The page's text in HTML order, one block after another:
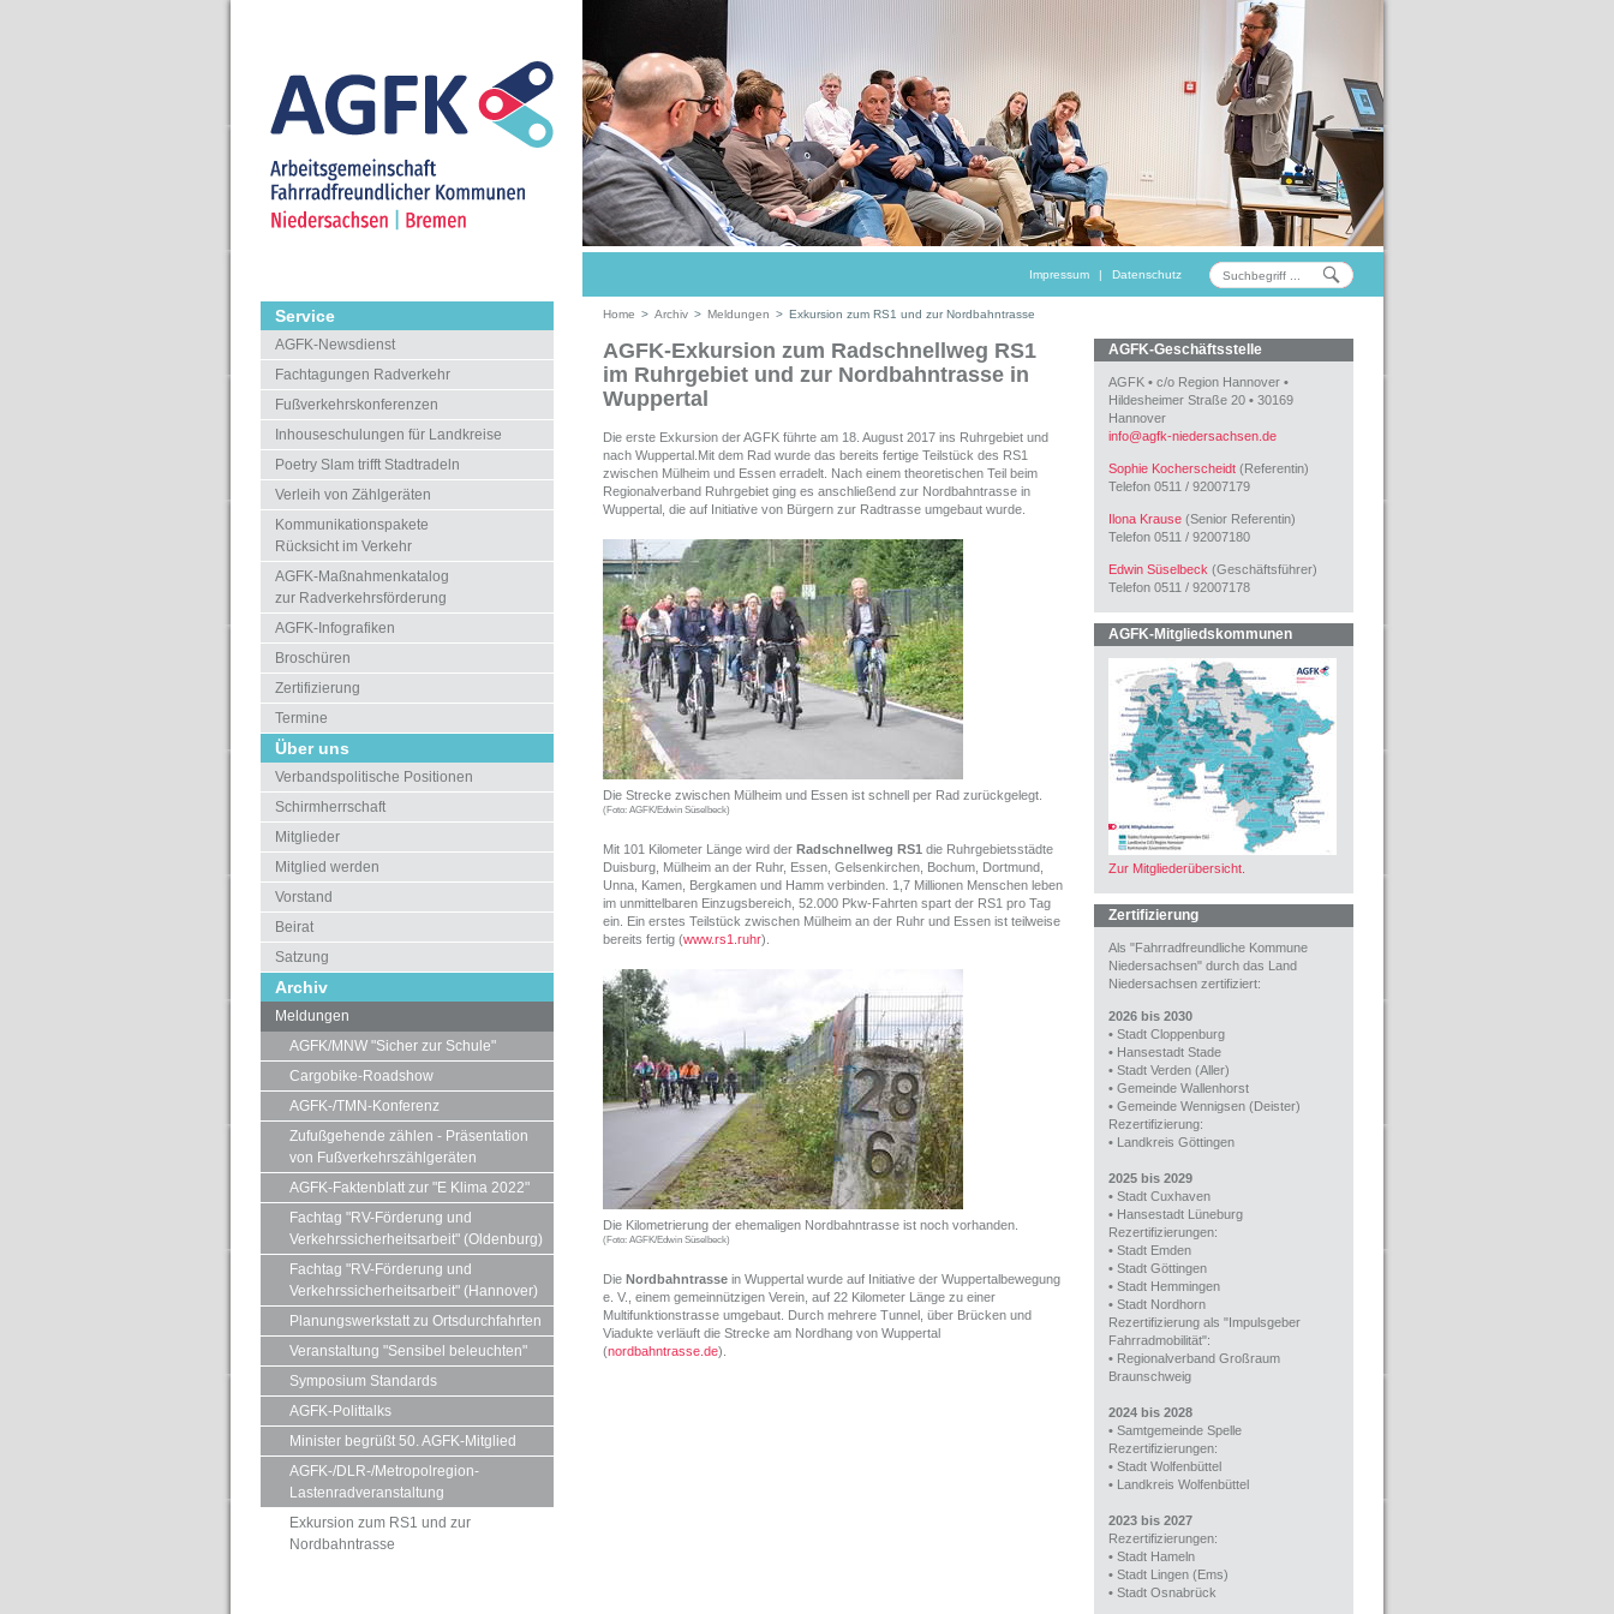
Impressum | Datenschutz
Service
AGFK-Newsdienst
Fachtagungen Radverkehr
Fußverkehrskonferenzen
Inhouseschulungen für Landkreise
Poetry Slam trifft Stadtradeln
Verleih von Zählgeräten
Kommunikationspakete
Rücksicht im Verkehr
AGFK-Maßnahmenkatalog
zur Radverkehrsförderung
AGFK-Infografiken
Broschüren
Zertifizierung
Termine
Über uns
Verbandspolitische Positionen
Schirmherrschaft
Mitglieder
Mitglied werden
Vorstand
Beirat
Satzung
Archiv
Meldungen
AGFK/MNW "Sicher zur Schule"
Cargobike-Roadshow
AGFK-/TMN-Konferenz
Zufußgehende zählen - Präsentation
von Fußverkehrszählgeräten
AGFK-Faktenblatt zur "E Klima 2022"
Fachtag "RV-Förderung und
Verkehrssicherheitsarbeit" (Oldenburg)
Fachtag "RV-Förderung und
Verkehrssicherheitsarbeit" (Hannover)
Planungswerkstatt zu Ortsdurchfahrten
Veranstaltung "Sensibel beleuchten"
Symposium Standards
AGFK-Polittalks
Minister begrüßt 50. AGFK-Mitglied
AGFK-/DLR-/Metropolregion-
Lastenradveranstaltung
Exkursion zum RS1 und zur
Nordbahntrasse
Home > Archiv > Meldungen > Exkursion zum RS1 und zur Nordbahntrasse
AGFK-Exkursion zum Radschnellweg RS1
im Ruhrgebiet und zur Nordbahntrasse in
Wuppertal
Die erste Exkursion der AGFK führte am 18. August 2017 ins Ruhrgebiet und
nach Wuppertal.Mit dem Rad wurde das bereits fertige Teilstück des RS1
zwischen Mülheim und Essen erradelt. Nach einem theoretischen Teil beim
Regionalverband Ruhrgebiet ging es anschließend zur Nordbahntrasse in
Wuppertal, die auf Initiative von Bürgern zur Radtrasse umgebaut wurde.
Die Strecke zwischen Mülheim und Essen ist schnell per Rad zurückgelegt.
(Foto: AGFK/Edwin Süselbeck)
Mit 101 Kilometer Länge wird der Radschnellweg RS1 die Ruhrgebietsstädte
Duisburg, Mülheim an der Ruhr, Essen, Gelsenkirchen, Bochum, Dortmund,
Unna, Kamen, Bergkamen und Hamm verbinden. 1,7 Millionen Menschen leben
im unmittelbaren Einzugsbereich, 52.000 Pkw-Fahrten spart der RS1 pro Tag
ein. Ein erstes Teilstück zwischen Mülheim an der Ruhr und Essen ist teilweise
bereits fertig (www.rs1.ruhr).
Die Kilometrierung der ehemaligen Nordbahntrasse ist noch vorhanden.
(Foto: AGFK/Edwin Süselbeck)
Die Nordbahntrassein Wuppertal wurde auf Initiative der Wuppertalbewegung
e. V., einem gemeinnützigen Verein, auf 22 Kilometer Länge zu einer
Multifunktionstrasse umgebaut. Durch mehrere Tunnel, über Brücken und
Viadukte verläuft die Strecke am Nordhang von Wuppertal
(nordbahntrasse.de).
AGFK-Geschäftsstelle
AGFK • c/o Region Hannover•
Hildesheimer Straße 20• 30169
Hannover
info@agfk-niedersachsen.de
Sophie Kocherscheidt(Referentin)
Telefon 0511 / 92007179
Ilona Krause(Senior Referentin)
Telefon 0511 / 92007180
Edwin Süselbeck (Geschäftsführer)
Telefon 0511 / 92007178
AGFK-Mitgliedskommunen
Zur Mitgliederübersicht.
Zertifizierung
Als "Fahrradfreundliche Kommune
Niedersachsen" durch das Land
Niedersachsen zertifiziert:
2026 bis 2030
• Stadt Cloppenburg
• Hansestadt Stade
• Stadt Verden (Aller)
• Gemeinde Wallenhorst
• Gemeinde Wennigsen (Deister)
Rezertifizierung:
• Landkreis Göttingen
2025 bis 2029
• Stadt Cuxhaven
• Hansestadt Lüneburg
Rezertifizierungen:
• Stadt Emden
• Stadt Göttingen
• Stadt Hemmingen
• Stadt Nordhorn
Rezertifizierung als "Impulsgeber
Fahrradmobilität":
• Regionalverband Großraum
Braunschweig
2024 bis 2028
• Samtgemeinde Spelle
Rezertifizierungen:
• Stadt Wolfenbüttel
• Landkreis Wolfenbüttel
2023 bis 2027
Rezertifizierungen:
•Stadt Hameln
•Stadt Lingen (Ems)
•Stadt Osnabrück